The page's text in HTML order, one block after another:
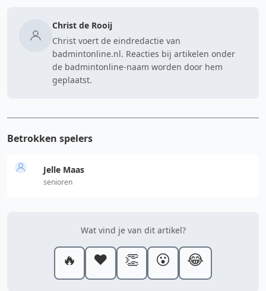
Christ de Rooij
Christ voert de eindredactie van
badmintonline.nl. Reacties bij artikelen onder
de badmintonline-naam worden door hem
geplaatst.
Betrokken spelers
Jelle Maas
senioren
Wat vind je van dit artikel?
🔥 ❤️ 👏 😮 😂